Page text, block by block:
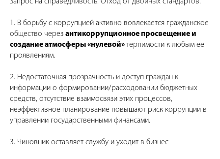
1. В борьбу с коррупцией активно вовлекается гражданское
общество через антикоррупционное просвещение и
создание атмосферы «нулевой»терпимости к любым ее
проявлениям.
2. Недостаточная прозрачность и доступ граждан к
информации о формировании/расходовании бюджетных
средств, отсутствие взаимосвязи этих процессов,
неэффективное планирование повышают риск коррупции в
управлении государственными финансами.
3. Чиновник оставляет службу и уходит в бизнес